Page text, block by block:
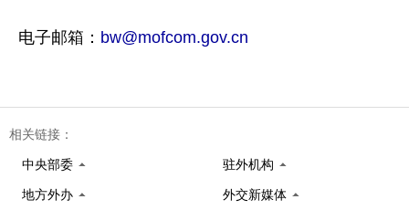
电子邮箱： bw@mofcom.gov.cn
相关链接：
中央部委 驻外机构
地方外办 外交新媒体